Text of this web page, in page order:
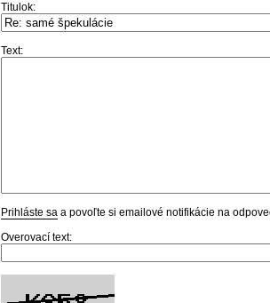
Titulok:
Text:
Prihláste sa a povoľte si emailové notifikácie na
Overovací text: